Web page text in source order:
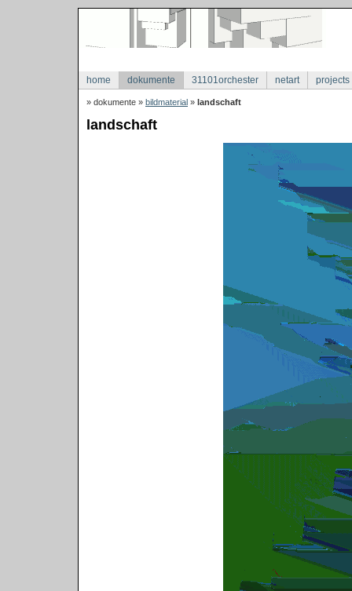
home dokumente 31101orchester netart projects
» dokumente » bildmaterial » landschaft
landschaft